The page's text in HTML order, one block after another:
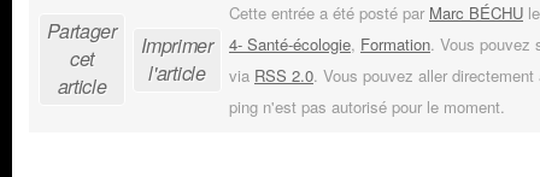
Partager
cet
article
Imprimer
l'article
Cette entrée a été posté par Marc BÉCHU
4- Santé-écologie, Formation. Vous pouvez
via RSS 2.0. Vous pouvez aller
ping n'est pas autorisé pour le moment.